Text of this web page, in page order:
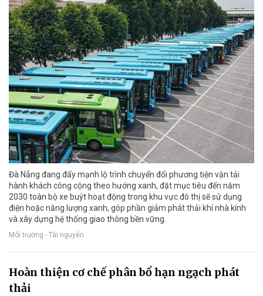
Đà Nẵng đang đẩy mạnh lộ trình chuyển đổi phương tiện vận tải
hành khách công cộng theo hướng xanh, đặt mục tiêu đến năm
2030 toàn bộ xe buýt hoạt động trong khu vực đô thị sẽ sử dụng
điện hoặc năng lượng xanh, góp phần giảm phát thải khí nhà kính
và xây dựng hệ thống giao thông bền vững.
Môi trường - Tài nguyên
Hoàn thiện cơ chế phân bổ hạn ngạch phát
thải